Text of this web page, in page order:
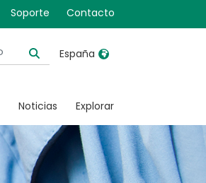
Soporte Contacto
España
Italia
Japan
Lietuva
Noticias Explorar